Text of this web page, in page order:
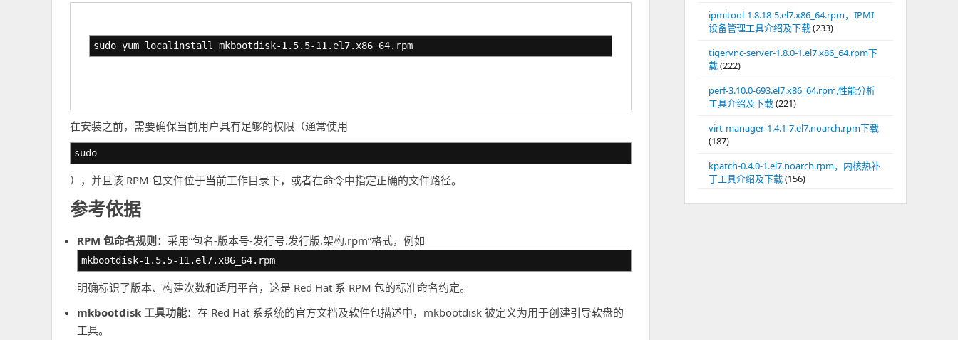
sudo yum localinstall mkbootdisk-1.5.5-11.el7.x86_64.rpm
在安装之前，需要确保当前用户具有足够的权限（通常使用
sudo
），并且该 RPM 包文件位于当前工作目录下，或者在命令中指定正确的文件路径。
参考依据
RPM 包命名规则 ：采用“包名-版本号-发行号.发行版.架构.rpm”格式，例如
mkbootdisk-1.5.5-11.el7.x86_64.rpm
明确标识了版本、构建次数和适用平台，这是 Red Hat 系 RPM 包的标准命名约定。
mkbootdisk 工具功能：在 Red Hat 系系统的官方文档及软件包描述中，mkbootdisk 被定义为用于创建引导软盘的
工具。
ipmitool-1.8.18-5.el7.x86_64.rpm，IPMI
设备管理工具介绍及下载(233)
tigervnc-server-1.8.0-1.el7.x86_64.rpm下
载(222)
perf-3.10.0-693.el7.x86_64.rpm,性能分析
工具介绍及下载(221)
virt-manager-1.4.1-7.el7.noarch.rpm下载
(187)
kpatch-0.4.0-1.el7.noarch.rpm，内核热补
丁工具介绍及下载(156)